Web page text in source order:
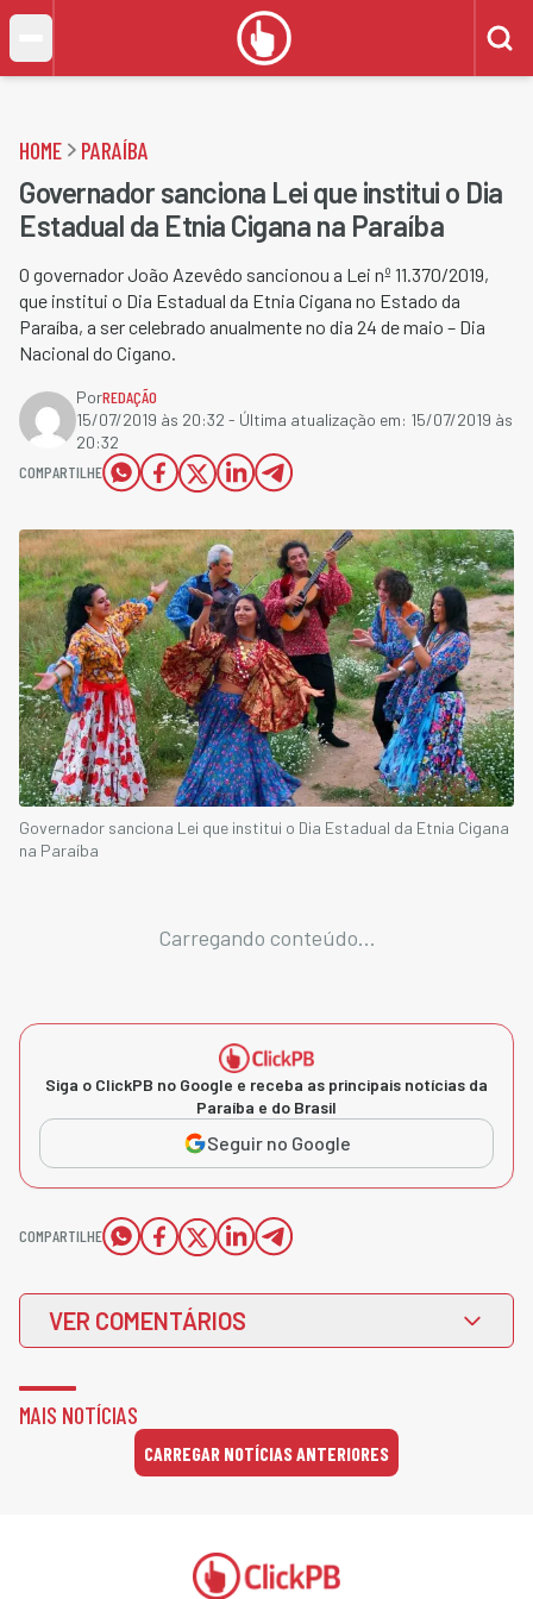
HOME PARAÍBA
Governador sanciona Lei que institui o Dia
Estadual da Etnia Cigana na Paraíba
O governador João Azevêdo sancionou a Lei nº 11.370/2019,
que institui o Dia Estadual da Etnia Cigana no Estado da
Paraíba, a ser celebrado anualmente no dia 24 de maio – Dia
Nacional do Cigano.
PorREDAÇÃO
15/07/2019 às 20:32 - Última atualização em: 15/07/2019 às
20:32
COMPARTILHE
Governador sanciona Lei que institui o Dia Estadual da Etnia Cigana
na Paraíba
Carregando conteúdo...
Siga o ClickPB no Google e receba as principais notícias da
Paraíba e do Brasil
Seguir no Google
COMPARTILHE
VER COMENTÁRIOS
MAIS NOTÍCIAS
CARREGAR NOTÍCIAS ANTERIORES